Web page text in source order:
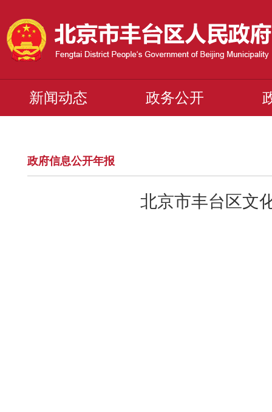
新闻动态 政务公开
政府信息公开年报
北京市丰台区文